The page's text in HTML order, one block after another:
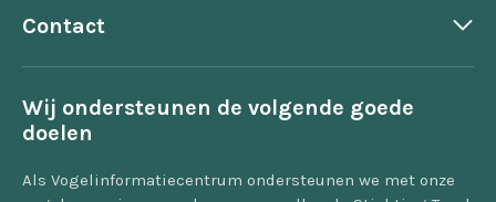
Contact
Wij ondersteunen de volgende goede
doelen
Als Vogelinformatiecentrum ondersteunen we met onze